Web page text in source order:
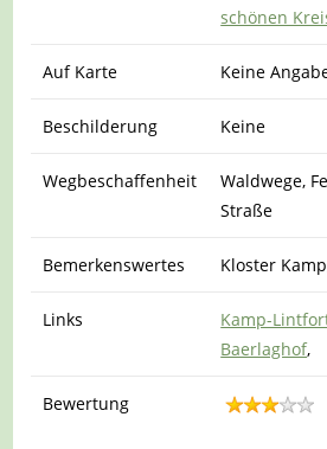
schönen
Auf Karte Keine
Beschilderung Keine
Wegbeschaffenheit
Waldwege,
Straße
Bemerkenswertes Kloster
Links Kamp-
Baerlaghof,
Bewertung